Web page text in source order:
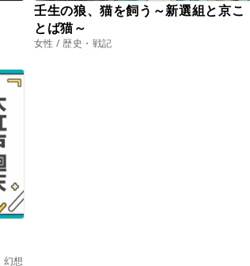
壬生の狼、猫を飼う～新選組と京こ
とば猫～
女性 / 歴史・戦記
幻想